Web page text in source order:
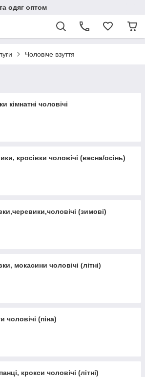
одяг оптом
Чоловіче взуття
кімнатні чоловічі
кросівки чоловічі (весна/осінь)
(зимові)
мокасини чоловічі (літні)
чоловічі (піна)
крокси чоловічі (літні)